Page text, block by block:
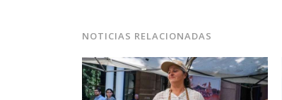
NOTICIAS RELACIONADAS